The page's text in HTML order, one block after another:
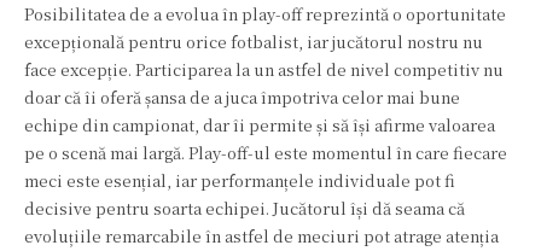
Posibilitatea de a evolua în play-off reprezintă o oportunitate
excepțională pentru orice fotbalist, iar jucătorul nostru nu
face excepție. Participarea la un astfel de nivel competitiv nu
doar că îi oferă șansa de a juca împotriva celor mai bune
echipe din campionat, dar îi permite și să își afirme valoarea
pe o scenă mai largă. Play-off-ul este momentul în care fiecare
meci este esențial, iar performanțele individuale pot fi
decisive pentru soarta echipei. Jucătorul își dă seama că
evoluțiile remarcabile în astfel de meciuri pot atrage atenția